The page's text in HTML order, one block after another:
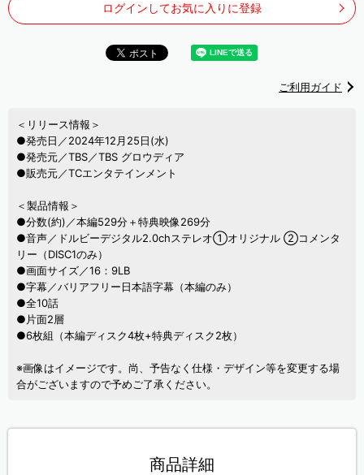
ログインしてお気に入りに登録
ご利用ガイド
＜リリース情報＞
●発売日／2024年12月25日(水)
●発売元／TBS／TBS グロウディア
●販売元／TCエンタテインメント
＜製品情報＞
●分数(約)／本編529分＋特典映像269分
●音声／ドルビーデジタル2.0chステレオ①オリジナル ②コメンタ
リー（DISC1のみ）
●画面サイズ／16：9LB
●字幕／バリアフリー日本語字幕（本編のみ）
●全10話
●片面2層
●6枚組（本編ディスク4枚+特典ディスク2枚）
※画像はイメージです。尚、予告なく仕様・デザイン等を変更する場
合がございますので予めご了承ください。
商品詳細